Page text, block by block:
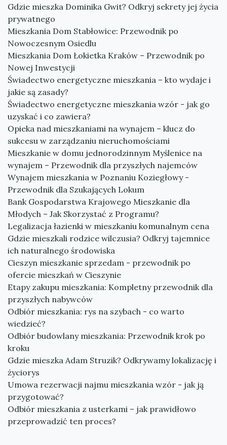
Gdzie mieszka Dominika Gwit? Odkryj sekrety jej życia
prywatnego
Mieszkania Dom Stabłowice: Przewodnik po
Nowoczesnym Osiedlu
Mieszkania Dom Łokietka Kraków – Przewodnik po
Nowej Inwestycji
Świadectwo energetyczne mieszkania – kto wydaje i
jakie są zasady?
Świadectwo energetyczne mieszkania wzór - jak go
uzyskać i co zawiera?
Opieka nad mieszkaniami na wynajem – klucz do
sukcesu w zarządzaniu nieruchomościami
Mieszkanie w domu jednorodzinnym Myślenice na
wynajem – Przewodnik dla przyszłych najemców
Wynajem mieszkania w Poznaniu Koziegłowy -
Przewodnik dla Szukających Lokum
Bank Gospodarstwa Krajowego Mieszkanie dla
Młodych – Jak Skorzystać z Programu?
Legalizacja łazienki w mieszkaniu komunalnym cena
Gdzie mieszkali rodzice wilczusia? Odkryj tajemnice
ich naturalnego środowiska
Cieszyn mieszkanie sprzedam - przewodnik po
ofercie mieszkań w Cieszynie
Etapy zakupu mieszkania: Kompletny przewodnik dla
przyszłych nabywców
Odbiór mieszkania: rys na szybach - co warto
wiedzieć?
Odbiór budowlany mieszkania: Przewodnik krok po
kroku
Gdzie mieszka Adam Struzik? Odkrywamy lokalizację i
życiorys
Umowa rezerwacji najmu mieszkania wzór - jak ją
przygotować?
Odbiór mieszkania z usterkami – jak prawidłowo
przeprowadzić ten proces?